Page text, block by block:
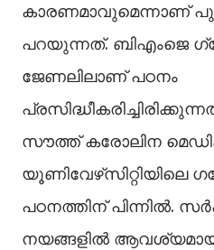
കാരണമാവുമെന്നാണ്
പറയുന്നത്. ബിഎംജെ
ജേണലിലാണ് പഠനം
സൗത്ത് കരോലിന
യൂണിവേഴ്‌സിറ്റിയിലെ
പഠനത്തിന് പിന്നില്‍.
നയങ്ങളില്‍ ആവശ്യമായ